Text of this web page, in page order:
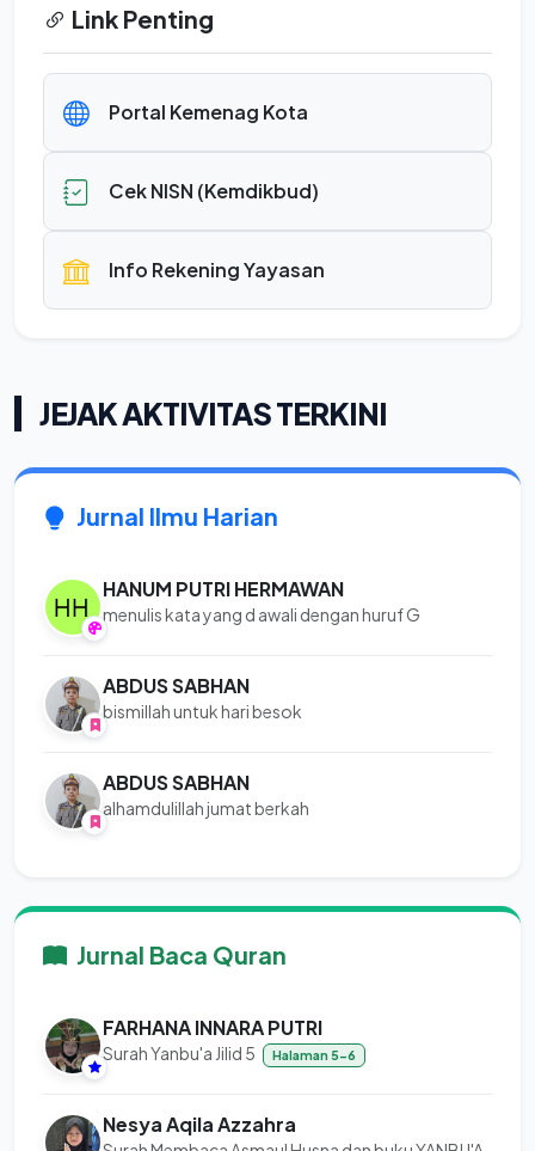
Link Penting
Portal Kemenag Kota
Cek NISN (Kemdikbud)
Info Rekening Yayasan
JEJAK AKTIVITAS TERKINI
Jurnal Ilmu Harian
HANUM PUTRI HERMAWAN
menulis kata yang d awali dengan huruf G
ABDUS SABHAN
bismillah untuk hari besok
ABDUS SABHAN
alhamdulillah jumat berkah
Jurnal Baca Quran
FARHANA INNARA PUTRI
Surah Yanbu'a Jilid 5 Halaman 5-6
Nesya Aqila Azzahra